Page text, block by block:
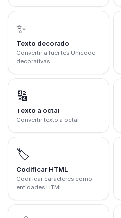
✨
Texto decorado
Convertir a fuentes Unicode
decorativas
🔢
Texto a octal
Convertir texto a octal
🏷️
Codificar HTML
Codificar caracteres como
entidades HTML